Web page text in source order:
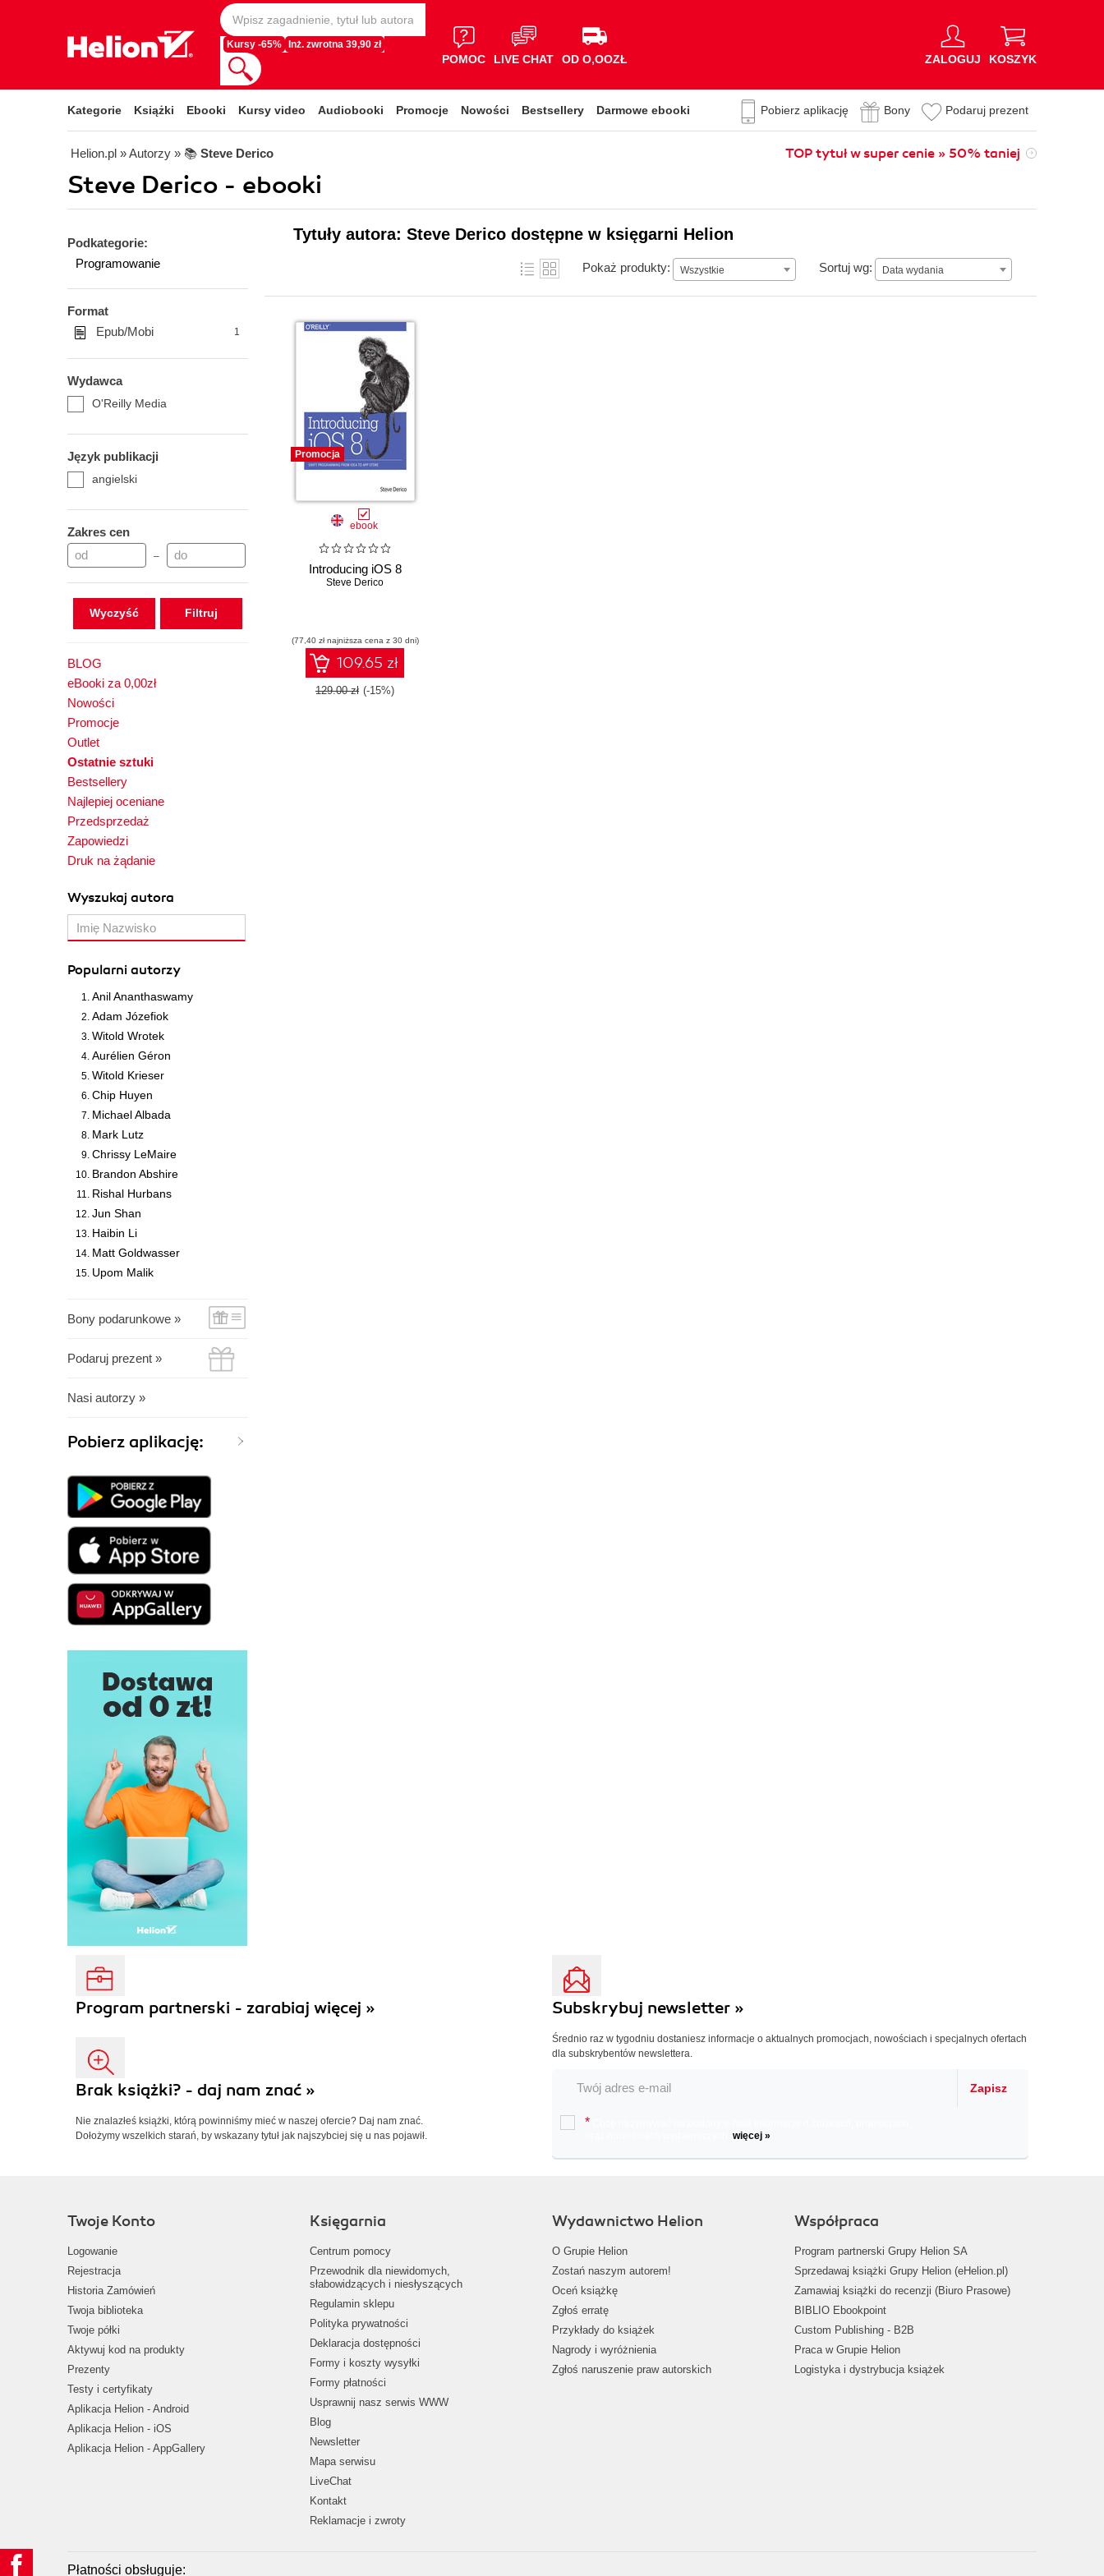
Kursy -65% Inż. zwrotna 39,90 zł
POMOC LIVE CHAT OD O,OOZŁ ZALOGUJ KOSZYK
Kategorie Książki Ebooki Kursy video Audiobooki Promocje Nowości Bestsellery Darmowe ebooki Pobierz aplikację Bony Podaruj prezent
Helion.pl » Autorzy » 📚 Steve Derico TOP tytuł w super cenie » 50% taniej
Steve Derico - ebooki
Podkategorie:
Programowanie
Format
Epub/Mobi
1
Wydawca
O'Reilly Media
Język publikacji
angielski
Zakres cen
–
Wyczyść
BLOG
eBooki za 0,00zł
Nowości
Promocje
Outlet
Ostatnie sztuki
Bestsellery
Najlepiej oceniane
Przedsprzedaż
Zapowiedzi
Druk na żądanie
Wyszukaj autora
Popularni autorzy
Anil Ananthaswamy
Adam Józefiok
Witold Wrotek
Aurélien Géron
Witold Krieser
Chip Huyen
Michael Albada
Mark Lutz
Chrissy LeMaire
Brandon Abshire
Rishal Hurbans
Jun Shan
Haibin Li
Matt Goldwasser
Upom Malik
Bony podarunkowe »
Podaruj prezent »
Nasi autorzy »
Pobierz aplikację:
Tytuły autora: Steve Derico dostępne w księgarni Helion
Pokaż produkty: Wszystkie Sortuj wg: Data wydania
Data wydania
Promocja
ebook
Introducing iOS 8
Steve Derico
(77,40 zł najniższa cena z 30 dni)
109.65 zł
129.00 zł (-15%)
Program partnerski - zarabiaj więcej »
Brak książki? - daj nam znać »
Nie znalazłeś książki, którą powinniśmy mieć w naszej ofercie? Daj nam znać.
Dołożymy wszelkich starań, by wskazany tytuł jak najszybciej się u nas pojawił.
Subskrybuj newsletter »
Średnio raz w tygodniu dostaniesz informacje o aktualnych promocjach, nowościach i specjalnych ofertach
dla subskrybentów newslettera.
Zapisz
*
więcej »
Twoje Konto
Logowanie
Rejestracja
Historia Zamówień
Twoja biblioteka
Twoje półki
Aktywuj kod na produkty
Prezenty
Testy i certyfikaty
Aplikacja Helion - Android
Aplikacja Helion - iOS
Aplikacja Helion - AppGallery
Księgarnia
Centrum pomocy
Przewodnik dla niewidomych,
słabowidzących i niesłyszących
Regulamin sklepu
Polityka prywatności
Deklaracja dostępności
Formy i koszty wysyłki
Formy płatności
Usprawnij nasz serwis WWW
Blog
Newsletter
Mapa serwisu
LiveChat
Kontakt
Reklamacje i zwroty
Wydawnictwo Helion
O Grupie Helion
Zostań naszym autorem!
Oceń książkę
Zgłoś erratę
Przykłady do książek
Nagrody i wyróżnienia
Zgłoś naruszenie praw autorskich
Współpraca
Program partnerski Grupy Helion SA
Sprzedawaj książki Grupy Helion (eHelion.pl)
Zamawiaj książki do recenzji (Biuro Prasowe)
BIBLIO Ebookpoint
Custom Publishing - B2B
Praca w Grupie Helion
Logistyka i dystrybucja książek
Płatności obsługuje: